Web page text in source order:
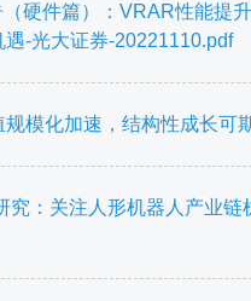
硬件篇）：VRAR性能提
-光大证券-20221110.pdf
模化加速，结构性成长可
究：关注人形机器人产业链